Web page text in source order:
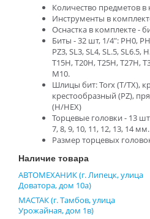
Количество предметов в
Инструменты в
Оснастка в комплекте -
Биты - 32 шт, 1/4": PH0,
PZ3, SL3, SL4, SL.5, SL6.5,
T15H, T20H, T25H, T27H,
M10.
Шлицы бит: Torx (T/TX),
крестообразный (PZ),
(H/HEX)
Торцевые головки - 13
7, 8, 9, 10, 11, 12, 13, 14 мм.
Размер торцевых
Наличие товара
АВТОМЕХАНИК (г. Липецк, улица
Доватора, дом 10а)
МАСТАК (г. Тамбов, улица
Урожайная, дом 1в)